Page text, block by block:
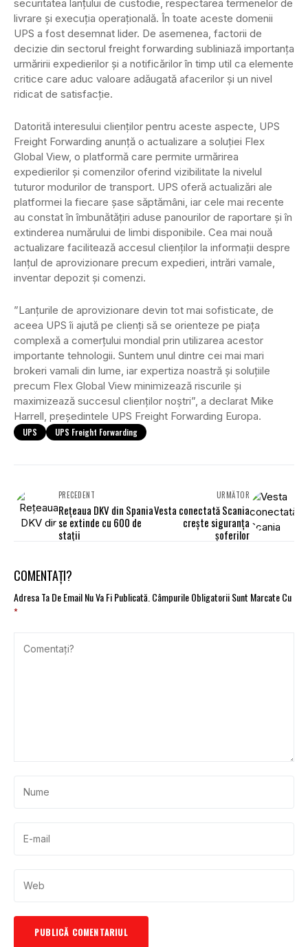
securitatea lanțului de custodie, respectarea termenelor de
livrare și execuția operațională. În toate aceste domenii
UPS a fost desemnat lider. De asemenea, factorii de
decizie din sectorul freight forwarding subliniază importanța
urmăririi expedierilor și a notificărilor în timp util ca elemente
critice care aduc valoare adăugată afacerilor și un nivel
ridicat de satisfacție.
Datorită interesului clienților pentru aceste aspecte, UPS
Freight Forwarding anunță o actualizare a soluției Flex
Global View, o platformă care permite urmărirea
expedierilor și comenzilor oferind vizibilitate la nivelul
tuturor modurilor de transport. UPS oferă actualizări ale
platformei la fiecare șase săptămâni, iar cele mai recente
au constat în îmbunătățiri aduse panourilor de raportare și în
extinderea numărului de limbi disponibile. Cea mai nouă
actualizare facilitează accesul clienților la informații despre
lanțul de aprovizionare precum expedieri, intrări vamale,
inventar depozit și comenzi.
”Lanțurile de aprovizionare devin tot mai sofisticate, de
aceea UPS îi ajută pe clienți să se orienteze pe piața
complexă a comerțului mondial prin utilizarea acestor
importante tehnologii. Suntem unul dintre cei mai mari
brokeri vamali din lume, iar expertiza noastră și soluțiile
precum Flex Global View minimizează riscurile și
maximizează succesul clienților noștri”, a declarat Mike
Harrell, președintele UPS Freight Forwarding Europa.
UPS UPS Freight Forwarding
PRECEDENT
Rețeaua DKV din Spania
se extinde cu 600 de
stații
URMĂTOR
Vesta conectată Scania
crește siguranța
șoferilor
COMENTAȚI?
Adresa Ta De Email Nu Va Fi Publicată. Câmpurile Obligatorii Sunt Marcate Cu
*